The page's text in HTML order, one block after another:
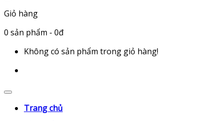
Giỏ hàng
0 sản phẩm - 0đ
Không có sản phẩm trong giỏ hàng!
Trang chủ